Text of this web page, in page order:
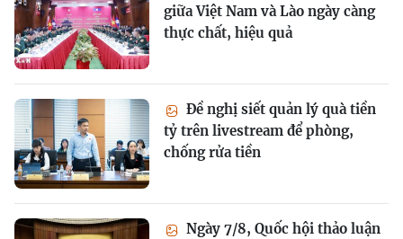
giữa Việt Nam và Lào ngày càng
thực chất, hiệu quả
Đề nghị siết quản lý quà tiền
tỷ trên livestream để phòng,
chống rửa tiền
Ngày 7/8, Quốc hội thảo luận